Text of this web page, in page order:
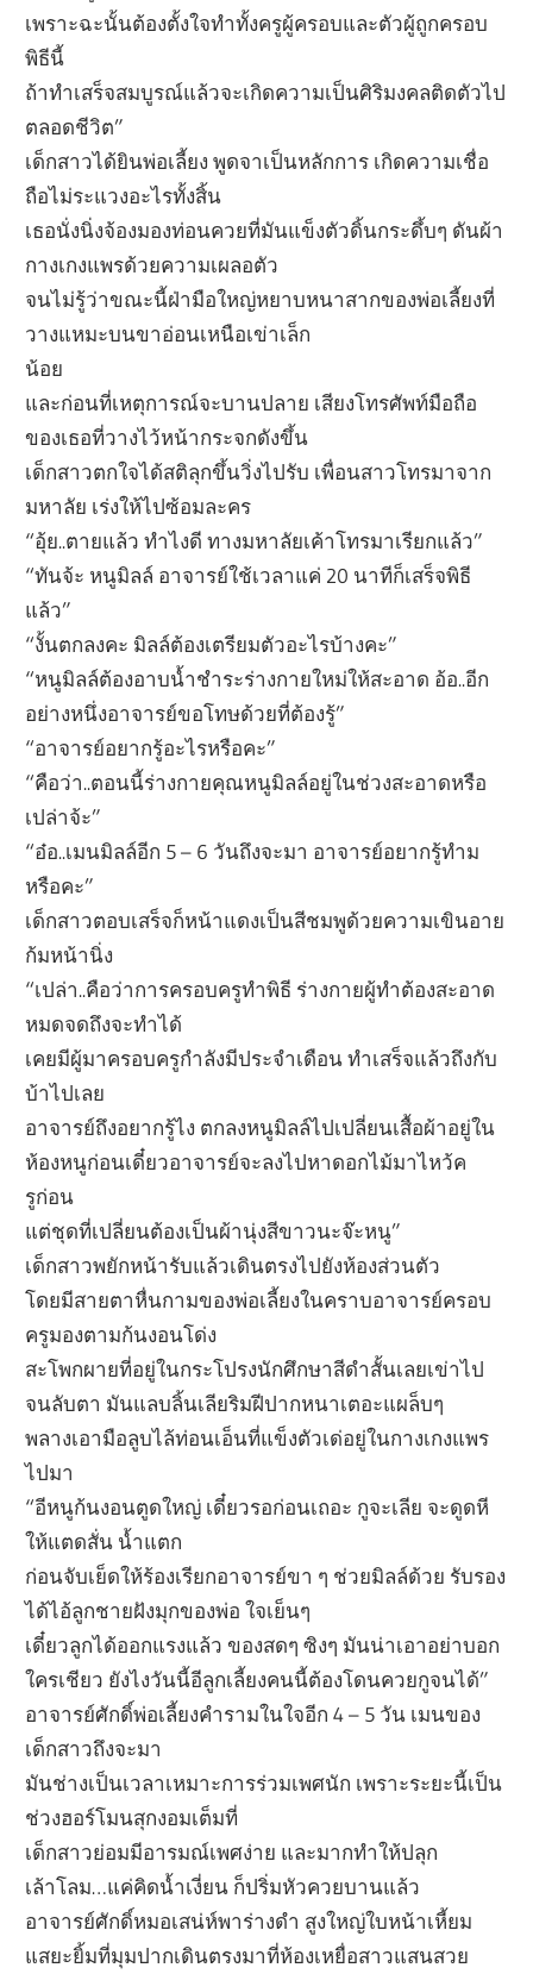
เพราะฉะนั้นต้องตั้งใจทำทั้งครูผู้ครอบและตัวผู้ถูกครอบ
พิธีนี้
ถ้าทำเสร็จสมบูรณ์แล้วจะเกิดความเป็นศิริมงคลติดตัวไป
ตลอดชีวิต”
เด็กสาวได้ยินพ่อเลี้ยง พูดจาเป็นหลักการ เกิดความเชื่อ
ถือไม่ระแวงอะไรทั้งสิ้น
เธอนั่งนิ่งจ้องมองท่อนควยที่มันแข็งตัวดิ้นกระดึ้บๆ ดันผ้า
กางเกงแพรด้วยความเผลอตัว
จนไม่รู้ว่าขณะนี้ฝ่ามือใหญ่หยาบหนาสากของพ่อเลี้ยงที่
วางแหมะบนขาอ่อนเหนือเข่าเล็ก
น้อย
และก่อนที่เหตุการณ์จะบานปลาย เสียงโทรศัพท์มือถือ
ของเธอที่วางไว้หน้ากระจกดังขึ้น
เด็กสาวตกใจได้สติลุกขึ้นวิ่งไปรับ เพื่อนสาวโทรมาจาก
มหาลัย เร่งให้ไปซ้อมละคร
“อุ้ย..ตายแล้ว ทำไงดี ทางมหาลัยเค้าโทรมาเรียกแล้ว”
“ทันจ้ะ หนูมิลล์ อาจารย์ใช้เวลาแค่ 20 นาทีก็เสร็จพิธี
แล้ว”
“งั้นตกลงคะ มิลล์ต้องเตรียมตัวอะไรบ้างคะ”
“หนูมิลล์ต้องอาบน้ำชำระร่างกายใหม่ให้สะอาด อ้อ..อีก
อย่างหนึ่งอาจารย์ขอโทษด้วยที่ต้องรู้”
“อาจารย์อยากรู้อะไรหรือคะ”
“คือว่า..ตอนนี้ร่างกายคุณหนูมิลล์อยู่ในช่วงสะอาดหรือ
เปล่าจ้ะ”
“อ๋อ..เมนมิลล์อีก 5 – 6 วันถึงจะมา อาจารย์อยากรู้ทำม
หรือคะ”
เด็กสาวตอบเสร็จก็หน้าแดงเป็นสีชมพูด้วยความเขินอาย
ก้มหน้านิ่ง
“เปล่า..คือว่าการครอบครูทำพิธี ร่างกายผู้ทำต้องสะอาด
หมดจดถึงจะทำได้
เคยมีผู้มาครอบครูกำลังมีประจำเดือน ทำเสร็จแล้วถึงกับ
บ้าไปเลย
อาจารย์ถึงอยากรู้ไง ตกลงหนูมิลล์ไปเปลี่ยนเสื้อผ้าอยู่ใน
ห้องหนูก่อนเดี๋ยวอาจารย์จะลงไปหาดอกไม้มาไหว้ค
รูก่อน
แต่ชุดที่เปลี่ยนต้องเป็นผ้านุ่งสีขาวนะจ๊ะหนู”
เด็กสาวพยักหน้ารับแล้วเดินตรงไปยังห้องส่วนตัว
โดยมีสายตาหื่นกามของพ่อเลี้ยงในคราบอาจารย์ครอบ
ครูมองตามก้นงอนโด่ง
สะโพกผายที่อยู่ในกระโปรงนักศึกษาสีดำสั้นเลยเข่าไป
จนลับตา มันแลบลิ้นเลียริมฝีปากหนาเตอะแผล็บๆ
พลางเอามือลูบไล้ท่อนเอ็นที่แข็งตัวเด่อยู่ในกางเกงแพร
ไปมา
“อีหนูก้นงอนตูดใหญ่ เดี๋ยวรอก่อนเถอะ กูจะเลีย จะดูดหี
ให้แตดสั่น น้ำแตก
ก่อนจับเย็ดให้ร้องเรียกอาจารย์ขา ๆ ช่วยมิลล์ด้วย รับรอง
ได้ไอ้ลูกชายฝังมุกของพ่อ ใจเย็นๆ
เดี๋ยวลูกได้ออกแรงแล้ว ของสดๆ ซิงๆ มันน่าเอาอย่าบอก
ใครเชียว ยังไงวันนี้อีลูกเลี้ยงคนนี้ต้องโดนควยกูจนได้”
อาจารย์ศักดิ์พ่อเลี้ยงคำรามในใจอีก 4 – 5 วัน เมนของ
เด็กสาวถึงจะมา
มันช่างเป็นเวลาเหมาะการร่วมเพศนัก เพราะระยะนี้เป็น
ช่วงฮอร์โมนสุกงอมเต็มที่
เด็กสาวย่อมมีอารมณ์เพศง่าย และมากทำให้ปลุก
เล้าโลม…แค่คิดน้ำเงี่ยน ก็ปริ่มหัวควยบานแล้ว
อาจารย์ศักดิ์หมอเสน่ห์พาร่างดำ สูงใหญ่ใบหน้าเหี้ยม
แสยะยิ้มที่มุมปากเดินตรงมาที่ห้องเหยื่อสาวแสนสวย